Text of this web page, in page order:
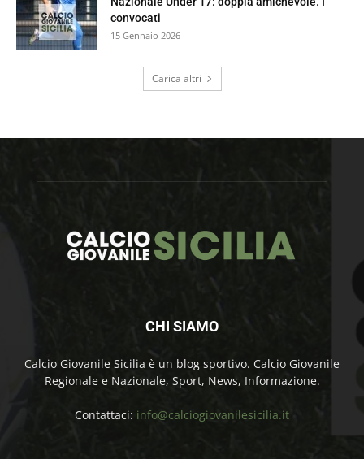
convocati
15 Gennaio 2026
Carica altri
CHI SIAMO
Calcio Giovanile Sicilia è un blog sportivo. Calcio Giovanile
Regionale e Nazionale, Sport, News, Informazione.
Contattaci: info@calciogiovanilesicilia.it